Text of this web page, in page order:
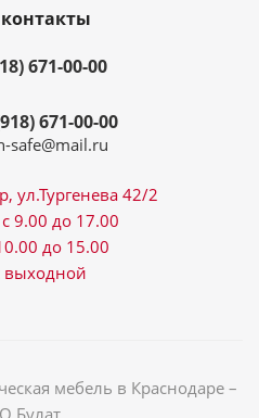
671-00-00
671-00-00
safe@mail.ru
ул.Тургенева 42/2
9.00 до 17.00
до 15.00
выходной
мебель в Краснодаре –
Булат